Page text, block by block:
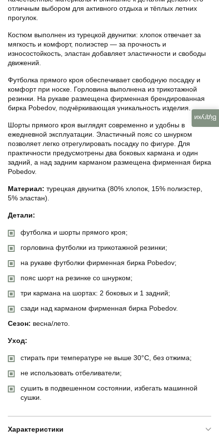
отличным выбором для активного отдыха и тёплых летних
прогулок.
Костюм выполнен из турецкой двунитки: хлопок отвечает за
мягкость и комфорт, полиэстер — за прочность и
износостойкость, эластан добавляет эластичности и свободы
движений.
Футболка прямого кроя обеспечивает свободную посадку и
комфорт при носке. Горловина выполнена из трикотажной
резинки. На рукаве размещена фирменная брендированная
бирка Pobedov, подчёркивающая уникальность изделия.
Шорты прямого кроя выглядят современно и удобны в
ежедневной эксплуатации. Эластичный пояс со шнурком
позволяет легко отрегулировать посадку по фигуре. Для
практичности предусмотрены два боковых кармана и один
задний, а над задним карманом размещена фирменная бирка
Pobedov.
Материал: турецкая двунитка (80% хлопок, 15% полиэстер,
5% эластан).
Детали:
футболка и шорты прямого кроя;
горловина футболки из трикотажной резинки;
на рукаве футболки фирменная бирка Pobedov;
пояс шорт на резинке со шнурком;
три кармана на шортах: 2 боковых и 1 задний;
сзади над карманом фирменная бирка Pobedov.
Сезон: весна/лето.
Уход:
стирать при температуре не выше 30°C, без отжима;
не использовать отбеливатели;
сушить в подвешенном состоянии, избегать машинной
сушки.
Характеристики
Відгуки